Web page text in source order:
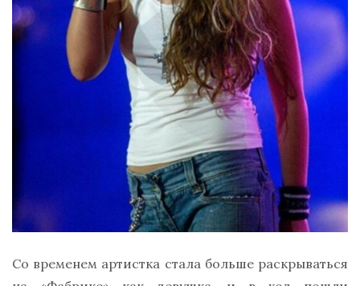
Со временем артистка стала больше раскрываться